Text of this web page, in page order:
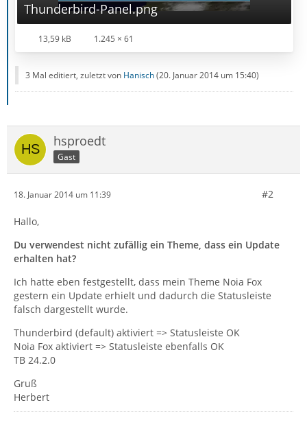
Thunderbird-Panel.png
13,59 kB 1.245 × 61
3 Mal editiert, zuletzt von Hanisch(20. Januar 2014 um 15:40)
hsproedt
Gast
18. Januar 2014 um 11:39 #2
Hallo,
Du verwendest nicht zufällig ein Theme, dass ein Update
erhalten hat?
Ich hatte eben festgestellt, dass mein Theme Noia Fox
gestern ein Update erhielt und dadurch die Statusleiste
falsch dargestellt wurde.
Thunderbird (default) aktiviert => Statusleiste OK
Noia Fox aktiviert => Statusleiste ebenfalls OK
TB 24.2.0
Gruß
Herbert